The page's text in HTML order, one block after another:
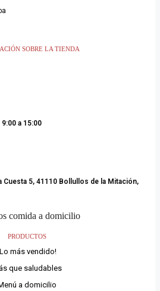
SOBRE LA TIENDA
a 15:00
Cuesta 5, 41110 Bollullos de la Mitación,
PRODUCTOS
más vendido!
que saludables
a domicilio